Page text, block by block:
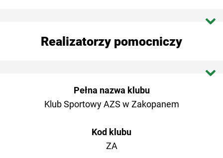
HPZ – harmonogramy po zmianach
PPZ_HY - plan po zmianach
AZS AWF Katowice
Realizatorzy pomocniczy
AZS OŚ Szczecin
Pełna nazwa klubu
Klub Sportowy AZS w Zakopanem
Kod klubu
ZA